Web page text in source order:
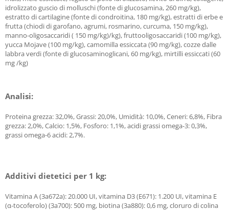
idrolizzato guscio di molluschi (fonte di glucosamina, 260 mg/kg),
estratto di cartilagine (fonte di condroitina, 180 mg/kg), estratti di erbe e
frutta (chiodi di garofano, agrumi, rosmarino, curcuma, 150 mg/kg),
manno-oligosaccaridi ( 150 mg/kg)/kg), fruttooligosaccaridi (100 mg/kg),
yucca Mojave (100 mg/kg), camomilla essiccata (90 mg/kg), cozze dalle
labbra verdi (fonte di glucosaminoglicani, 60 mg/kg), mirtilli essiccati (60
mg /kg)
Analisi:
Proteina grezza: 32,0%, Grassi: 20,0%, Umidità: 10,0%, Ceneri: 6,8%, Fibra
grezza: 2,0%, Calcio: 1,5%, Fosforo: 1,1%, acidi grassi omega-3: 0,3%,
grassi omega-6 acidi: 2,7%.
Additivi dietetici per 1 kg:
Vitamina A (3a672a): 20.000 UI, vitamina D3 (E671): 1.200 UI, vitamina E
(α-tocoferolo) (3a700): 500 mg, biotina (3a880): 0,6 mg, cloruro di colina